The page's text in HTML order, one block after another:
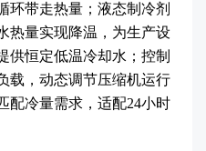
环带走热量；液态制冷剂
热量实现降温，为生产设
供恒定低温冷却水；控制
载，动态调节压缩机运行
配冷量需求，适配24小时